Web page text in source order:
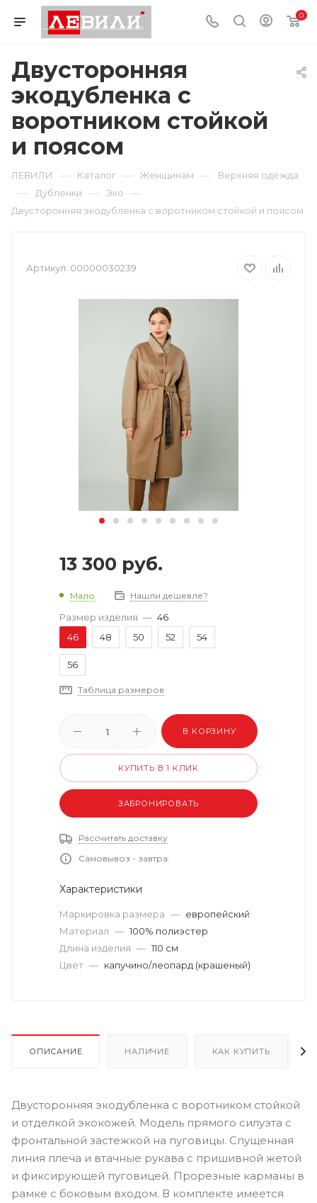
0
Двусторонняя
экодубленка с
воротником стойкой
и поясом
ЛЕВИЛИ — Каталог — Женщинам — Верхняя одежда
— Дубленки — Эко —
Двусторонняя экодубленка с воротником стойкой и поясом
Артикул: 00000030239
13 300 руб.
Мало Нашли дешевле?
Размер изделия — 46
46
48 50 52 54
56
Таблица размеров
В КОРЗИНУ
КУПИТЬ В 1 КЛИК
ЗАБРОНИРОВАТЬ
Рассчитать доставку
Самовывоз - завтра.
Характеристики
Маркировка размера — европейский
Материал — 100% полиэстер
Длина изделия — 110 см
Цвет — капучино/леопард (крашеный)
ОПИСАНИЕ НАЛИЧИЕ КАК КУПИТЬ
Двусторонняя экодубленка с воротником стойкой
и отделкой экокожей. Модель прямого силуэта с
фронтальной застежкой на пуговицы. Спущенная
линия плеча и втачные рукава с пришивной жетой
и фиксирующей пуговицей. Прорезные карманы в
рамке с боковым входом. В комплекте имеется